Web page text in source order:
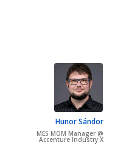
Hunor Sándor
MES MOM Manager @
Accenture Industry X